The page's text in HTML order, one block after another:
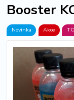
Booster
Novinka Akce